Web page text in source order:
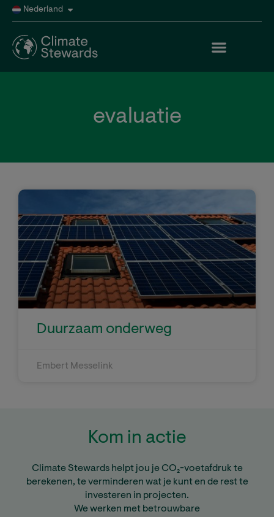
Nederland
evaluatie
Duurzaam onderweg
Embert Messelink
Kom in actie
Climate Stewards helpt jou je CO₂-voetafdruk te
berekenen, te verminderen wat je kunt en de rest te
investeren in projecten.
We werken met betrouwbare